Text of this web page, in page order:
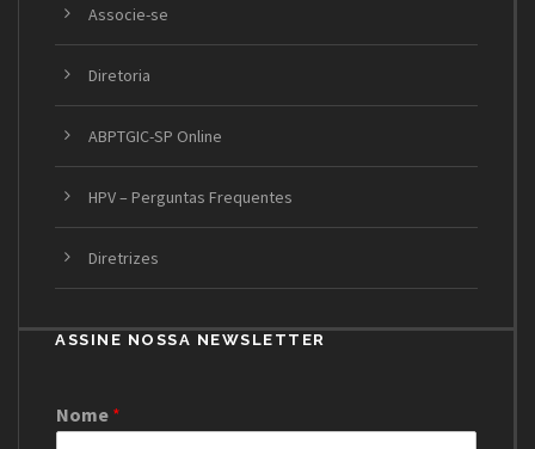
Associe-se
Diretoria
ABPTGIC-SP Online
HPV – Perguntas Frequentes
Diretrizes
ASSINE NOSSA NEWSLETTER
Nome *